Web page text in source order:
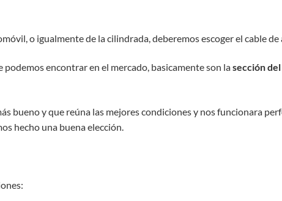
o igualmente de la cilindrada, deberemos escoger el cable de
podemos encontrar en el mercado, basicamente son lasección
bueno y que reúna las mejores condiciones y nos funcionara
hecho una buena elección.